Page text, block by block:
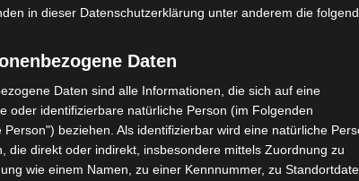
Reddit Telegram
in dieser Datenschutzerklärung unter anderem die
Daten
Daten sind alle Informationen, die sich auf eine
oder identifizierbare natürliche Person (im Folgenden
Person") beziehen. Als identifizierbar wird eine natürliche
die direkt oder indirekt, insbesondere mittels Zuordnung zu
wie einem Namen, zu einer Kennnummer, zu